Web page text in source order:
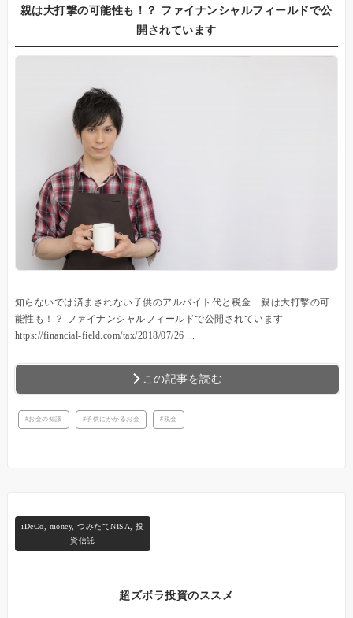
親は大打撃の可能性も！？ ファイナンシャルフィールドで公
開されています
知らないでは済まされない子供のアルバイト代と税金 親は大打撃の可
能性も！？ ファイナンシャルフィールドで公開されています
https://financial-field.com/tax/2018/07/26 ...
この記事を読む
お金の知識 子供にかかるお金 税金
iDeCo, money,つみたてNISA,投
資信託
超ズボラ投資のススメ